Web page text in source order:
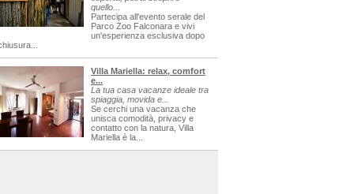
quello...
Partecipa all'evento serale del
Parco Zoo Falconara e vivi
un'esperienza esclusiva dopo
Villa Mariella: relax, comfort
e...
La tua casa vacanze ideale tra
spiaggia, movida e...
Se cerchi una vacanza che
unisca comodità, privacy e
contatto con la natura, Villa
Mariella è la...